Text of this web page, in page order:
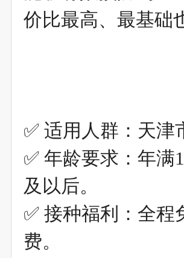
价比最高、最基础
✅ 适用人群：天
✅ 年龄要求：年满
及以后。
✅ 接种福利：全
费。